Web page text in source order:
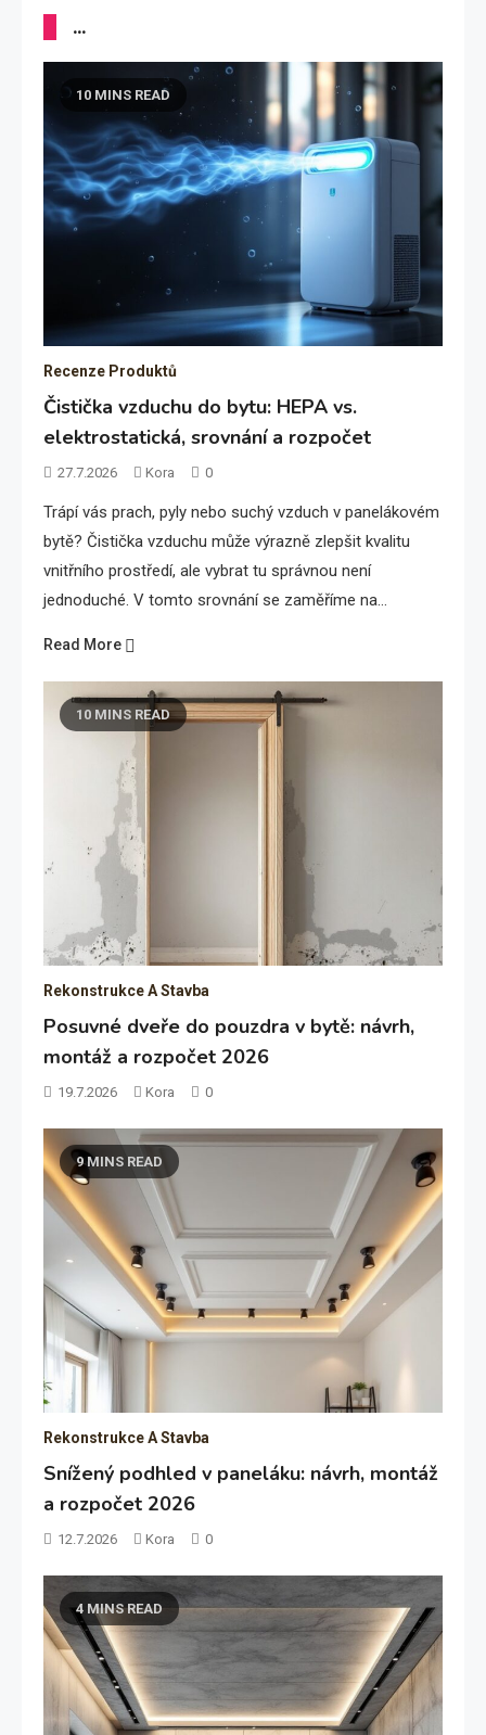
...
10 MINS READ
Recenze Produktů
Čistička vzduchu do bytu: HEPA vs.
elektrostatická, srovnání a rozpočet
27.7.2026 Kora 0
Trápí vás prach, pyly nebo suchý vzduch v panelákovém
bytě? Čistička vzduchu může výrazně zlepšit kvalitu
vnitřního prostředí, ale vybrat tu správnou není
jednoduché. V tomto srovnání se zaměříme na…
Read More
10 MINS READ
Rekonstrukce A Stavba
Posuvné dveře do pouzdra v bytě: návrh,
montáž a rozpočet 2026
19.7.2026 Kora 0
9 MINS READ
Rekonstrukce A Stavba
Snížený podhled v paneláku: návrh, montáž
a rozpočet 2026
12.7.2026 Kora 0
4 MINS READ